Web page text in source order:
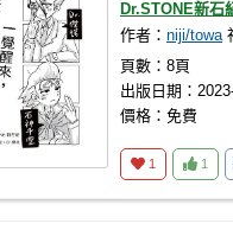
Dr.STONE新石
作者： niji/towa
頁數：8頁
出版日期：
價格：免費
1 1